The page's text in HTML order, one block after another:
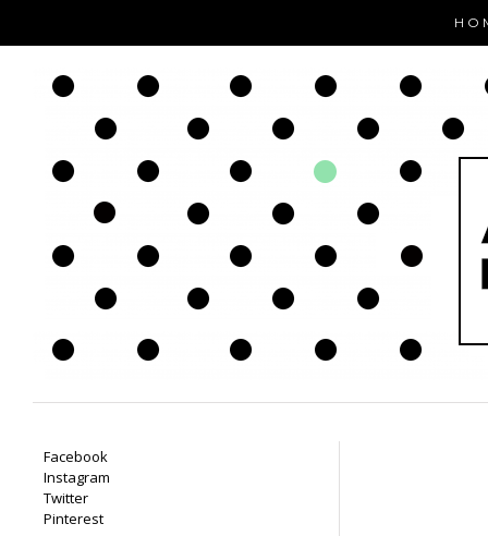
Facebook
Instagram
Twitter
Pinterest